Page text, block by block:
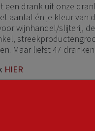
een drank uit onze
aantal én je kleur van
wijnhandel/slijterij,
Maar liefst 47
HIER
zijn, dus laat